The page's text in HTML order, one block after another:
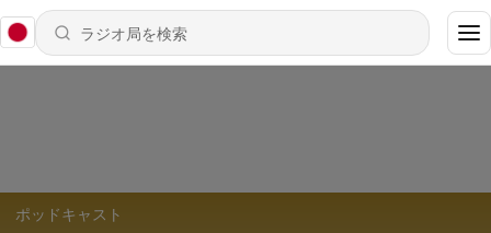
ポッドキャスト